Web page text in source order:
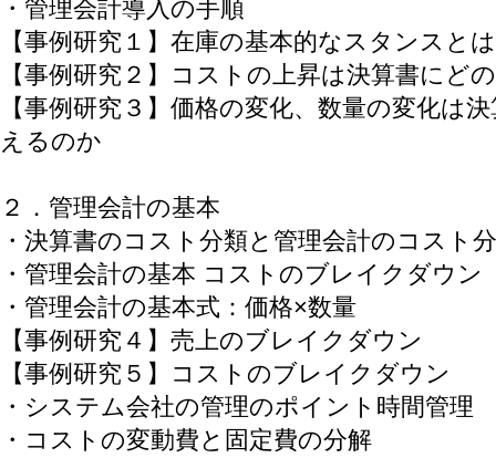
・管理会計導入の手順
【事例研究１】在庫の基本的なスタンスと
【事例研究２】コストの上昇は決算書にど
【事例研究３】価格の変化、数量の変化は
えるのか
２．管理会計の基本
・決算書のコスト分類と管理会計のコスト
・管理会計の基本 コストのブレイクダウン
・管理会計の基本式：価格×数量
【事例研究４】売上のブレイクダウン
【事例研究５】コストのブレイクダウン
・システム会社の管理のポイント時間管理
・コストの変動費と固定費の分解